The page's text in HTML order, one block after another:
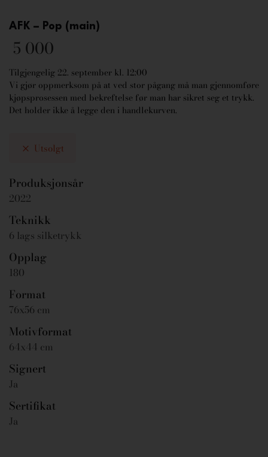
AFK – Pop (main)
5 000
Tilgjengelig 22. september kl. 12:00
Vi gjør oppmerksom på at ved stor pågang må man gjennomføre
kjøpsprosessen med bekreftelse før man har sikret seg et trykk.
Det holder ikke å legge den i handlekurven.
Utsolgt
Produksjonsår
2022
Teknikk
6 lags silketrykk
Opplag
180
Format
76x56 cm
Motivformat
64x44 cm
Signert
Ja
Sertifikat
Ja